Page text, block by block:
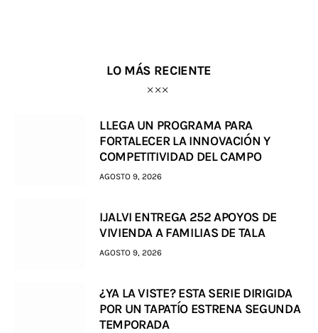
LO MÁS RECIENTE
LLEGA UN PROGRAMA PARA
FORTALECER LA INNOVACIÓN Y
COMPETITIVIDAD DEL CAMPO
AGOSTO 9, 2026
IJALVI ENTREGA 252 APOYOS DE
VIVIENDA A FAMILIAS DE TALA
AGOSTO 9, 2026
¿YA LA VISTE? ESTA SERIE DIRIGIDA
POR UN TAPATÍO ESTRENA SEGUNDA
TEMPORADA